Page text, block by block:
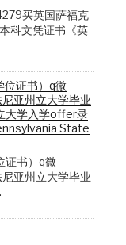
买英国萨福克
科文凭证书《英
位证书）q微
亚州立大学毕业
大学入学offer录
State
证书）q微
亚州立大学毕业